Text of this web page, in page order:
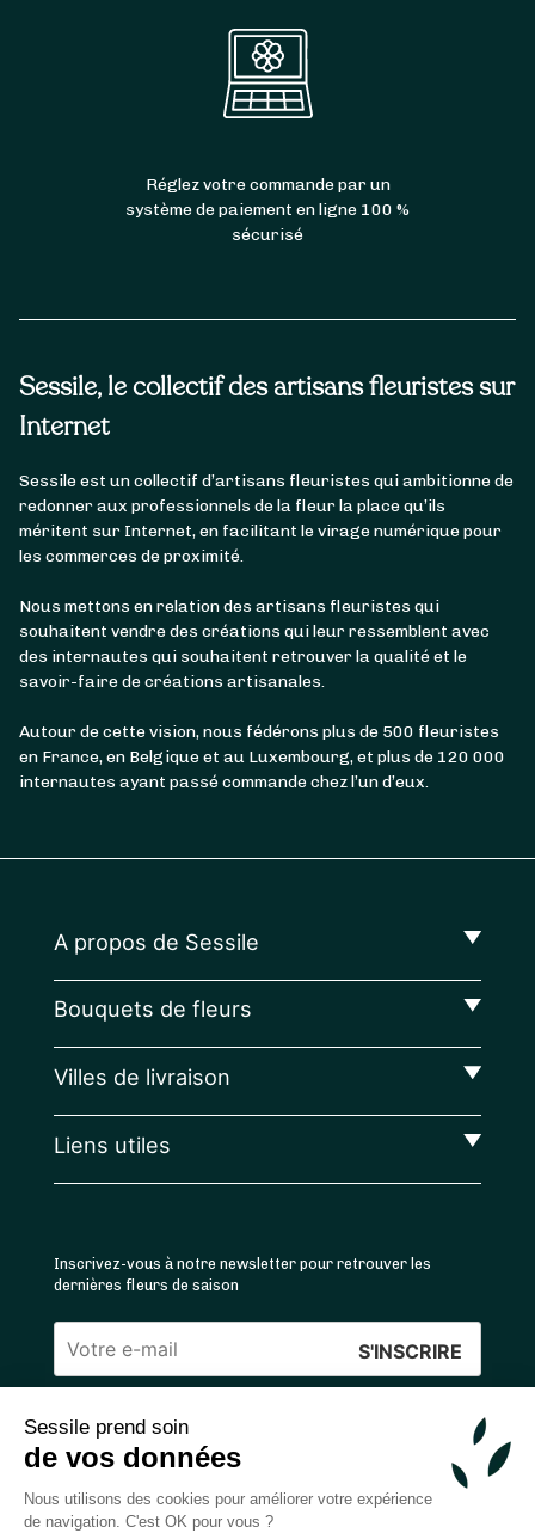
Sessile prend soin
de vos données
Nous utilisons des cookies pour améliorer votre expérience
de navigation. C'est OK pour vous ?
Sessile, le collectif des artisans fleuristes sur
Internet
Sessile est un collectif d’artisans fleuristes qui ambitionne de
redonner aux professionnels de la fleur la place qu’ils
méritent sur Internet, en facilitant le virage numérique pour
les commerces de proximité.
Nous mettons en relation des artisans fleuristes qui
souhaitent vendre des créations qui leur ressemblent avec
des internautes qui souhaitent retrouver la qualité et le
savoir-faire de créations artisanales.
Autour de cette vision, nous fédérons plus de 500 fleuristes
en France, en Belgique et au Luxembourg, et plus de 120 000
internautes ayant passé commande chez l’un d’eux.
Réglez votre commande par un
système de paiement en ligne 100 %
sécurisé
A propos de Sessile
Bouquets de fleurs
Villes de livraison
Liens utiles
Inscrivez-vous à notre newsletter pour retrouver les
dernières fleurs de saison
Veuillez
ce
champ
4.4 /5 ⭐ | 120 000+ bouquets livrés |
Achats 100% sécurisés